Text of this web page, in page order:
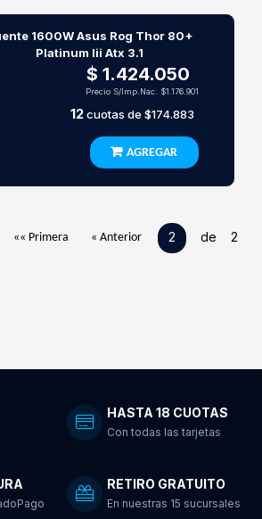
1600W Asus Rog Thor 80+
Platinum Iii Atx 3.1
$ 1.424.050
Precio S/Imp.Nac. $1.176.901
12cuotas de $174.883
AGREGAR
«« Primera « Anterior 2 de 2
HASTA 18 CUOTAS
Con todas las tarjetas
RETIRO GRATUITO
En nuestras 15 sucursales